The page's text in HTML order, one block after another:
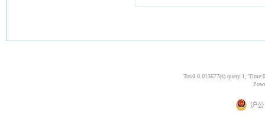
Total 0.013677(s) query 1,
沪公